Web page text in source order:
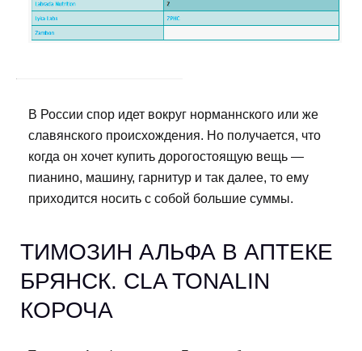
В России спор идет вокруг норманнского или же
славянского происхождения. Но получается, что
когда он хочет купить дорогостоящую вещь —
пианино, машину, гарнитур и так далее, то ему
приходится носить с собой большие суммы.
TИМОЗИН АЛЬФА В АПТЕКЕ
БРЯНСК. CLA TONALIN
КОРОЧА